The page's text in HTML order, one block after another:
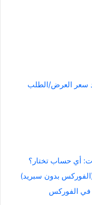
سعر العرض/الطلب
أي حساب تختار؟
بدون سبريد)
في الفوركس